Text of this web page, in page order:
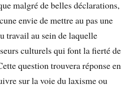
malgré de belles déclarations,
envie de mettre au pas une
travail au sein de laquelle
culturels qui font la fierté de
question trouvera réponse en
sur la voie du laxisme ou